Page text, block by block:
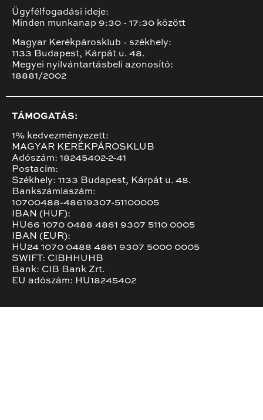
Ügyfélfogadási ideje:
Minden munkanap 9:30 - 17:30 között
Magyar Kerékpárosklub - székhely:
1133 Budapest, Kárpát u. 48.
Megyei nyilvántartásbeli azonosító:
18881/2002
TÁMOGATÁS:
1% kedvezményezett:
MAGYAR KERÉKPÁROSKLUB
Adószám: 18245402-2-41
Postacím:
Székhely: 1133 Budapest, Kárpát u. 48.
Bankszámlaszám:
10700488-48619307-51100005
IBAN (HUF):
HU66 1070 0488 4861 9307 5110 0005
IBAN (EUR):
HU24 1070 0488 4861 9307 5000 0005
SWIFT: CIBHHUHB
Bank: CIB Bank Zrt.
EU adószám: HU18245402